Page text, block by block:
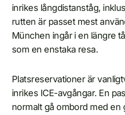
inrikes långdistanståg,
rutten är passet mest
München ingår i en längre
som en enstaka resa.
Platsreservationer är
inrikes ICE-avgångar. En
normalt gå ombord med en